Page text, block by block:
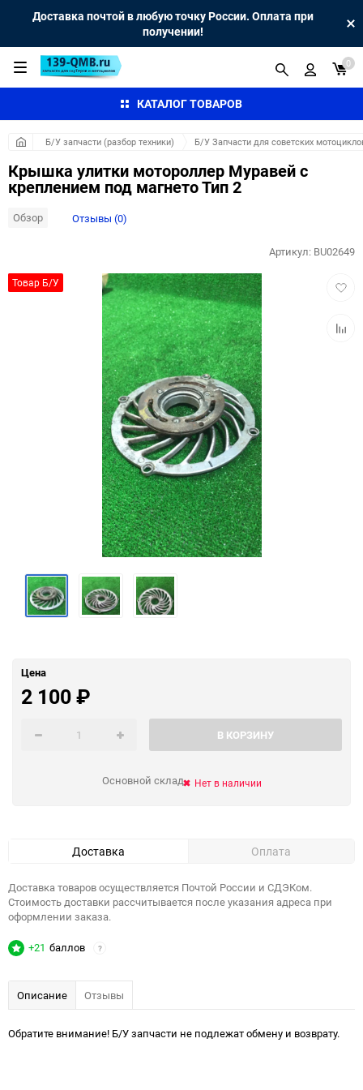
Доставка почтой в любую точку России. Оплата при
получении!
КАТАЛОГ ТОВАРОВ
0
Б/У запчасти (разбор техники) Б/У Запчасти для советских
Крышка улитки мотороллер Муравей с
креплением под магнето Тип 2
Обзор Отзывы (0)
Товар Б/У
Артикул: BU02649
Цена
2 100₽
В КОРЗИНУ
Основной склад Нет в наличии
Доставка Оплата
Доставка товаров осуществляется Почтой России и СДЭКом.
Стоимость доставки рассчитывается после указания адреса при
оформлении заказа.
+21 баллов ?
Описание Отзывы
Обратите внимание! Б/У запчасти не подлежат обмену и возврату.